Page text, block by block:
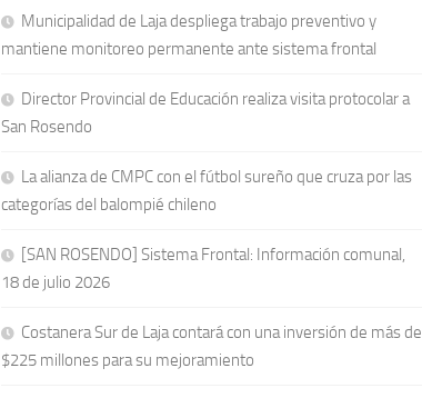
Municipalidad de Laja despliega trabajo preventivo y
mantiene monitoreo permanente ante sistema frontal
Director Provincial de Educación realiza visita protocolar a
San Rosendo
La alianza de CMPC con el fútbol sureño que cruza por las
categorías del balompié chileno
[SAN ROSENDO] Sistema Frontal: Información comunal,
18 de julio 2026
Costanera Sur de Laja contará con una inversión de más de
$225 millones para su mejoramiento